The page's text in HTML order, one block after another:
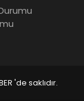
'de saklıdır.